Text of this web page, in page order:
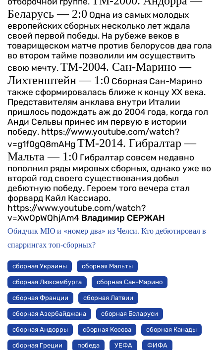
Беларусь — 2:0 Одна из самых молодых
европейских сборных несколько лет ждала
своей первой победы. На рубеже веков в
товарищеском матче против белорусов два гола
во втором тайме позволили им осуществить
свою мечту. ТМ-2004. Сан-Марино —
Лихтенштейн — 1:0 Сборная Сан-Марино
также сформировалась ближе к концу XX века.
Представителям анклава внутри Италии
пришлось подождать аж до 2004 года, когда гол
Анди Сельвы принес им первую в истории
победу. https://www.youtube.com/watch?
v=g1f0gQ8mAHg ТМ-2014. Гибралтар —
Мальта — 1:0 Гибралтар совсем недавно
пополнил ряды мировых сборных, однако уже во
второй год своего существования добыл
дебютную победу. Героем того вечера стал
форвард Кайл Кассиаро.
https://www.youtube.com/watch?
v=XwOpWQhjAm4 Владимир СЕРЖАН
Обидчик МЮ и «номер два» из Челси. Кто дебютировал в
спаррингах топ-сборных?
сборная Украины сборная Мальты
сборная Люксембурга сборная Сан-Марино
сборная Франции сборная Латвии
сборная Азербайджана сборная Беларуси
сборная Андорры сборная Косова сборная Канады
сборная Греции победа УЕФА ФИФА